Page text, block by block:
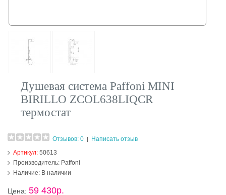
Душевая система Paffoni MINI
BIRILLO ZCOL638LIQCR
термостат
Отзывов: 0
Написать отзыв
Артикул:50613
Производитель: Paffoni
Наличие: В наличии
Цена:59 430р.